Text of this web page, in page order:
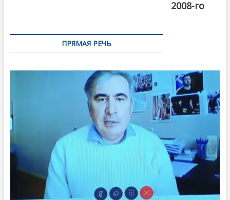
2008-го
ПРЯМАЯ РЕЧЬ